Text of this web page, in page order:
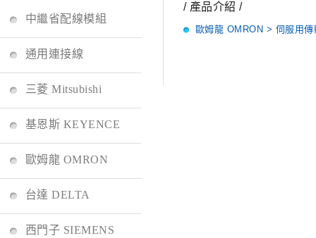
中繼省配線模組
通用連接線
三菱 Mitsubishi
基恩斯 KEYENCE
歐姆龍 OMRON
台達 DELTA
西門子 SIEMENS
/ 產品介紹 /
歐姆龍 OMRON > 伺服用